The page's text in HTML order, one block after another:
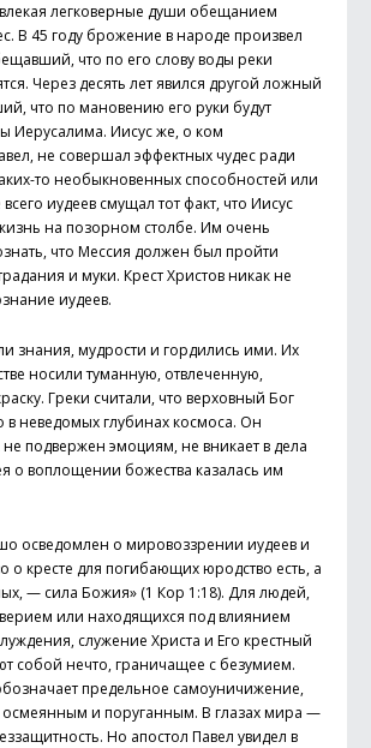
легковерные души обещанием
В 45 году брожение в народе произвел
что по его слову воды реки
Через десять лет явился другой ложный
что по мановению его руки будут
Иерусалима. Иисус же, о ком
не совершал эффектных чудес ради
то необыкновенных способностей или
иудеев смущал тот факт, что Иисус
на позорном столбе. Им очень
что Мессия должен был пройти
и муки. Крест Христов никак не
иудеев.
знания, мудрости и гордились ими. Их
носили туманную, отвлеченную,
Греки считали, что верховный Бог
в неведомых глубинах космоса. Он
не подвержен эмоциям, не вникает в дела
о воплощении божества казалась им
осведомлен о мировоззрении иудеев и
о кресте для погибающих юродство есть, а
— сила Божия» (1 Кор 1:18). Для людей,
или находящихся под влиянием
служение Христа и Его крестный
собой нечто, граничащее с безумием.
предельное самоуничижение,
осмеянным и поруганным. В глазах мира —
Но апостол Павел увидел в